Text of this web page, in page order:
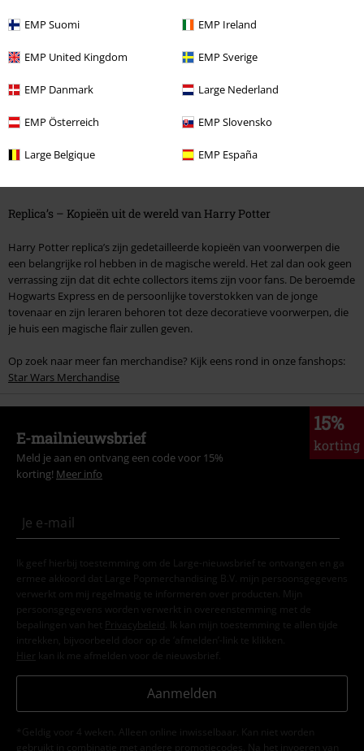
EMP Suomi EMP Ireland
EMP United Kingdom EMP Sverige
EMP Danmark Large Nederland
EMP Österreich EMP Slovensko
Large Belgique EMP España
Beeldjes – Harry Potter als een gedetailleerde versiering
Ook al ben je geen fan van de leuke Funko POP!
figuren, het is niet nodig
om geen Hogwarts-achtig aandenken in huis te halen. Wat dacht je van
een beeldje van jouw favoriete personage die er levensecht uit zien?
Deze bijzondere items zijn met grote zorg gemaakt en hebben veel
mooie details. Ze worden geleverd met een aantal accessoires zodat ze
altijd kunnen worden gerestyled. Harry Potter wordt geleverd met zijn
toverstaf en kun je ook de vuurbeker in zijn handen zetten. Dit beeldje is
het kroonjuweel van iedere Harry Potter collectie, en je vrienden zullen
Replica’s – Kopieën uit de wereld van Harry Potter
Harry Potter replica’s zijn gedetailleerde kopieën van voorwerpen die
een belangrijke rol hebben in de magische wereld. Het zal dan ook geen
verrassing zijn dat dit echte collectors items zijn voor fans. De beroemde
Hogwarts Express en de persoonlijke toverstokken van de jonge
tovenaar en zijn leraren behoren tot deze decoratieve voorwerpen, die
je huis een magische flair zullen geven.
Op zoek naar meer fan merchandise? Kijk eens rond in onze fanshops:
Star Wars Merchandise
15%
korting
E-mailnieuwsbrief
Meld je aan en ontvang een code voor 15%
korting! Meer info
Ik geef hierbij toestemming om de Large-nieuwsbrief te ontvangen en ga
ermee akkoord dat Large Popmerchandising B.V. mijn persoonsgegevens
verwerkt om mij regelmatig te informeren over producten. Mijn
persoonsgegevens worden verwerkt in overeenstemming met de
bepalingen van het
Privacybeleid . Ik kan mijn toestemming te allen tijde
intrekken, bijvoorbeeld door op de ‘afmelden’-link te klikken.
Hier kan ik me afmelden voor de nieuwsbrief.
Aanmelden
*Geldig voor 4 weken. Alleen online inwisselbaar. Kan niet worden
gebruikt in combinatie met andere promotiecodes. Na het invoeren van